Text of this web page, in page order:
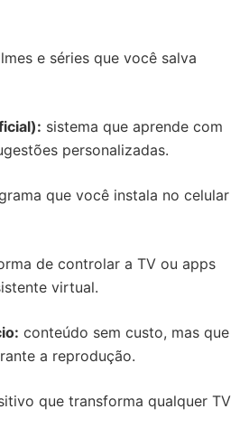
e séries que você salva
sistema que aprende com
personalizadas.
que você instala no celular
de controlar a TV ou apps
virtual.
conteúdo sem custo, mas que
a reprodução.
que transforma qualquer TV